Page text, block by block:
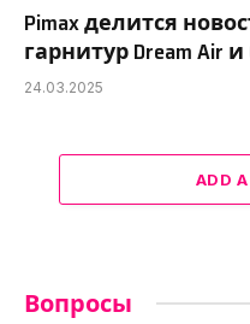
Pimax делится
гарнитур Dream Air и
24.03.2025
ADD
Вопросы